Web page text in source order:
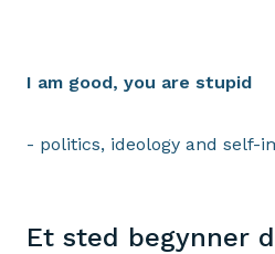
I am good, you are stupid
- politics, ideology and self-
Et sted begynner